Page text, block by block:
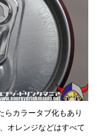
らカラータブ化もあり
オレンジなどはすべて